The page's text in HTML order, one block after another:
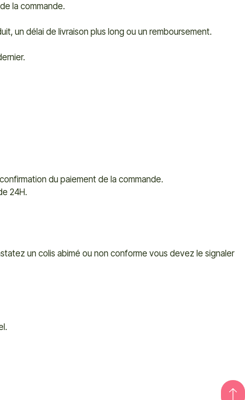
la commande.
un délai de livraison plus long ou un remboursement.
du paiement de la commande.
24H.
un colis abimé ou non conforme vous devez le signaler